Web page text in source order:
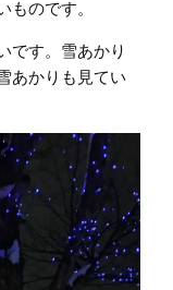
ものです。
です。雪あかり
あかりも見てい